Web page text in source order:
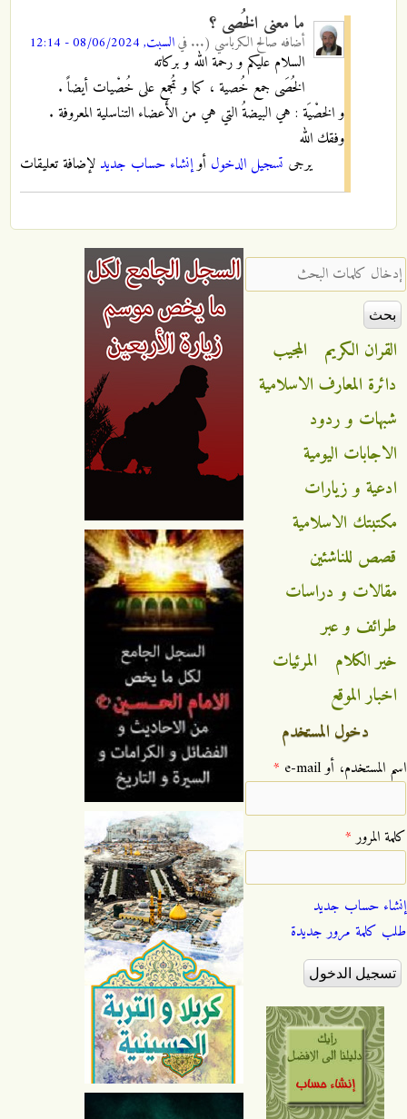
ما معنى الخُصى ؟
أضافه صالح الكرباسي (... فيالسبت, 08/06/2024 - 12:14
السلام عليكم و رحمة الله و بركاته
الخُصَى جمع خُصية ، كما و تُجمع على خُصْيات أيضاً .
و الخصْيَة : هي البيضةُ التي هي من الأَعضاء التناسلية المعروفة .
وفقك الله
يرجى تسجيل الدخول أوإنشاء حساب جديد لإضافة تعليقات
‏إدخال كلمات البحث ‏
القران الكريم
المجيب
دائرة المعارف الاسلامية
شبهات و ردود
الاجابات اليومية
ادعية و زيارات
مكتبتك الاسلامية
قصص للناشئين
مقالات و دراسات
طرائف و عبر
خير الكلام
المرئيات
اخبار الموقع
دخول المستخدم
‏اسم المستخدم، أو e-mail ‏ *
‏كلمة المرور ‏*
إنشاء حساب جديد
طلب كلمة مرور جديدة